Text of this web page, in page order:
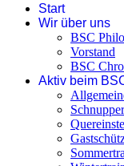
Start
Wir über uns
BSC
Vorstand
BSC
Aktiv beim